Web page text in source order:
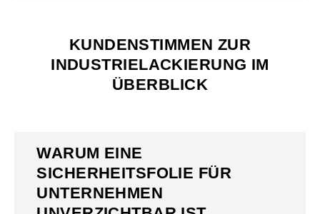
KUNDENSTIMMEN ZUR
INDUSTRIELACKIERUNG IM
ÜBERBLICK
WARUM EINE
SICHERHEITSFOLIE FÜR
UNTERNEHMEN